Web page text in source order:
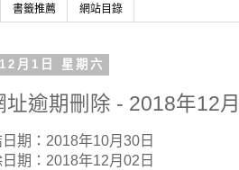
書籤推薦 網站目錄
月1日 星期六
址逾期刪除 - 2018年12
期：2018年10月30日
期：2018年12月02日